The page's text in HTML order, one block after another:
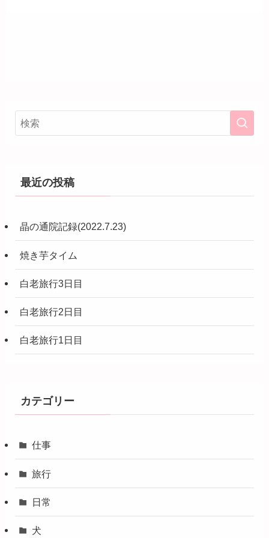
最近の投稿
晶の通院記録(2022.7.23)
焼き芋タイム
白老旅行3日目
白老旅行2日目
白老旅行1日目
カテゴリー
仕事
旅行
日常
犬